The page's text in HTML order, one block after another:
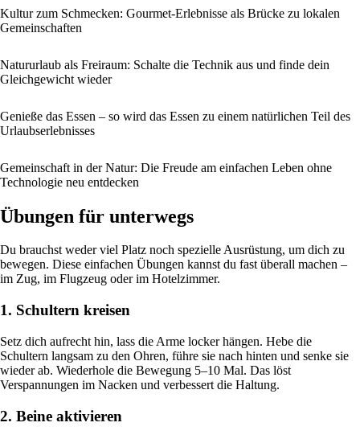
Kultur zum Schmecken: Gourmet-Erlebnisse als Brücke zu lokalen
Gemeinschaften
Natururlaub als Freiraum: Schalte die Technik aus und finde dein
Gleichgewicht wieder
Genieße das Essen – so wird das Essen zu einem natürlichen Teil des
Urlaubserlebnisses
Gemeinschaft in der Natur: Die Freude am einfachen Leben ohne
Technologie neu entdecken
Übungen für unterwegs
Du brauchst weder viel Platz noch spezielle Ausrüstung, um dich zu
bewegen. Diese einfachen Übungen kannst du fast überall machen –
im Zug, im Flugzeug oder im Hotelzimmer.
1. Schultern kreisen
Setz dich aufrecht hin, lass die Arme locker hängen. Hebe die
Schultern langsam zu den Ohren, führe sie nach hinten und senke sie
wieder ab. Wiederhole die Bewegung 5–10 Mal. Das löst
Verspannungen im Nacken und verbessert die Haltung.
2. Beine aktivieren